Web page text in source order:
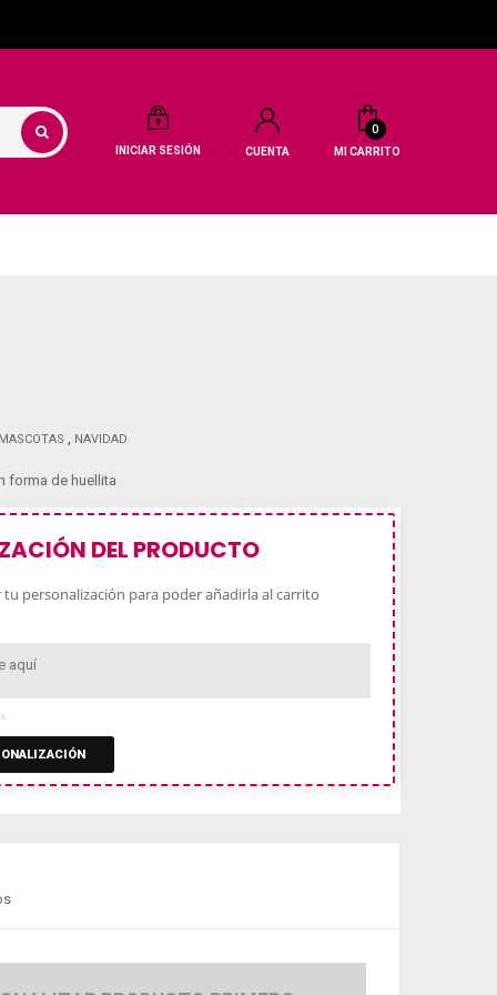
INICIAR SESIÓN CUENTA
0
MI CARRITO
MASCOTAS NAVIDAD
forma de huellita
DEL PRODUCTO
personalización para poder añadirla al carrito